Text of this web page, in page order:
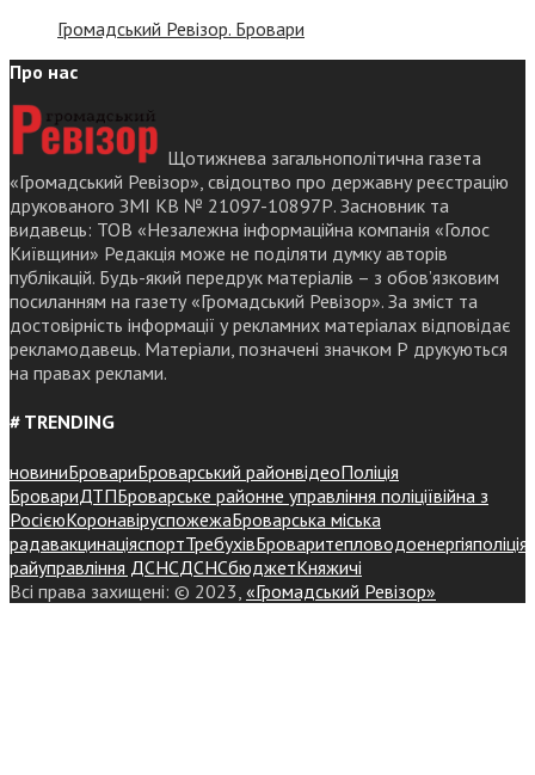
Громадський Ревізор. Бровари
Про нас
Щотижнева загальнополітична газета
«Громадський Ревізор», свідоцтво про державну реєстрацію
друкованого ЗМІ КВ № 21097-10897Р. Засновник та
видавець: ТОВ «Незалежна інформаційна компанія «Голос
Київщини» Редакція може не поділяти думку авторів
публікацій. Будь-який передрук матеріалів – з обов’язковим
посиланням на газету «Громадський Ревізор». За зміст та
достовірність інформації у рекламних матеріалах відповідає
рекламодавець. Матеріали, позначені значком Р друкуються
на правах реклами.
# TRENDING
новиниБровариБроварський районвідеоПоліція
БровариДТПБроварське районне управління поліціївійна з
РосієюКоронавіруспожежаБроварська міська
радавакцинаціяспортТребухівБроваритепловодоенергіяполіція
райуправління ДСНСДСНСбюджетКняжичі
Всі права захищені: © 2023, «Громадський Ревізор»